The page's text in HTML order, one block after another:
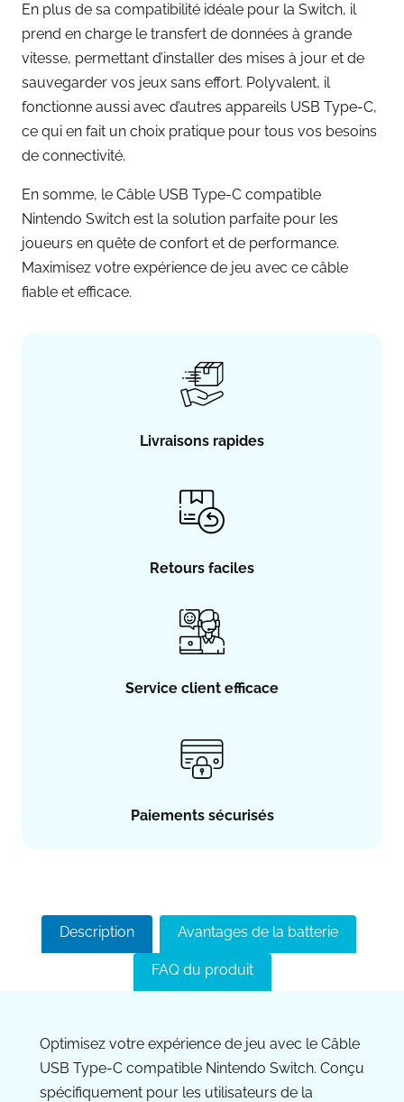
En plus de sa compatibilité idéale pour la Switch, il
prend en charge le transfert de données à grande
vitesse, permettant d’installer des mises à jour et de
sauvegarder vos jeux sans effort. Polyvalent, il
fonctionne aussi avec d’autres appareils USB Type-C,
ce qui en fait un choix pratique pour tous vos besoins
de connectivité.
En somme, le Câble USB Type-C compatible
Nintendo Switch est la solution parfaite pour les
joueurs en quête de confort et de performance.
Maximisez votre expérience de jeu avec ce câble
fiable et efficace.
Livraisons rapides
Retours faciles
Service client efficace
Paiements sécurisés
Description Avantages de la batterie
FAQ du produit
Optimisez votre expérience de jeu avec le Câble
USB Type-C compatible Nintendo Switch. Conçu
spécifiquement pour les utilisateurs de la